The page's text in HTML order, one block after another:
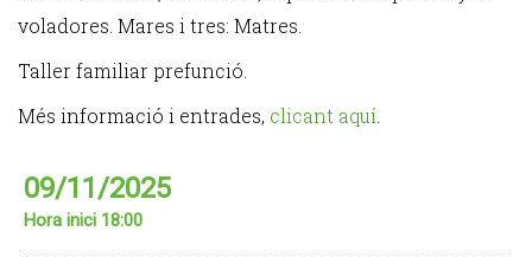
voladores. Mares i tres: Matres.
Taller familiar prefunció.
Més informació i entrades, clicant aquí
09/11/2025
Hora inici 18:00